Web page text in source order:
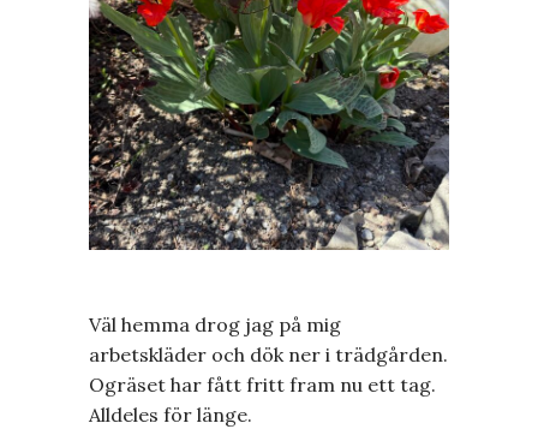
Väl hemma drog jag på mig
arbetskläder och dök ner i trädgården.
Ogräset har fått fritt fram nu ett tag.
Alldeles för länge.